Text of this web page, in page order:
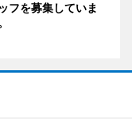
フを募集していま